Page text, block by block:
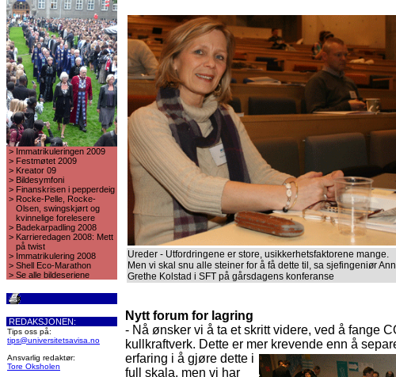
> Immatrikuleringen 2009
> Festmøtet 2009
> Kreator 09
> Bildesymfoni
> Finanskrisen i pepperdeig
> Rocke-Pelle, Rocke-
Olsen, swingskjørt og
kvinnelige forelesere
> Badekarpadling 2008
> Karrieredagen 2008: Mett
på twist
> Immatrikulering 2008
> Shell Eco-Marathon
> Se alle bildeseriene
REDAKSJONEN:
Tips oss på:
tips@universitetsavisa.no
Ansvarlig redaktør:
Tore Oksholen
Ureder - Utfordringene er store, usikkerhetsfaktorene mange.
Men vi skal snu alle steiner for å få dette til, sa sjefingeniør
Grethe Kolstad i SFT på gårsdagens konferanse
Nytt forum for lagring
- Nå ønsker vi å ta et skritt videre, ved å fange
kullkraftverk. Dette er mer krevende enn å
erfaring i å gjøre dette i
full skala, men vi har